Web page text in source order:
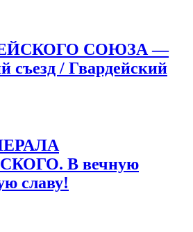
СОЮЗА —
съезд / Гвардейский
В вечную
славу!